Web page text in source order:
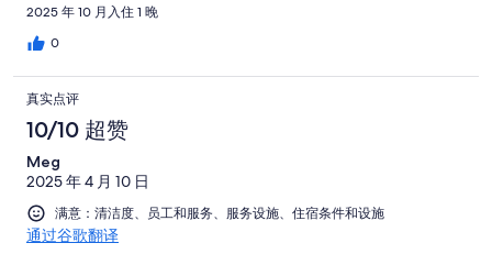
2025 年 10 月入住 1 晚
0
真实点评
10/10 超赞
Meg
2025 年 4 月 10 日
满意：清洁度、员工和服务、服务设施、住宿条件和设施
通过谷歌翻译